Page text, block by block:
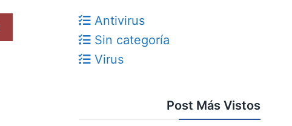
Antivirus
Sin categoría
Virus
Post Más Vistos